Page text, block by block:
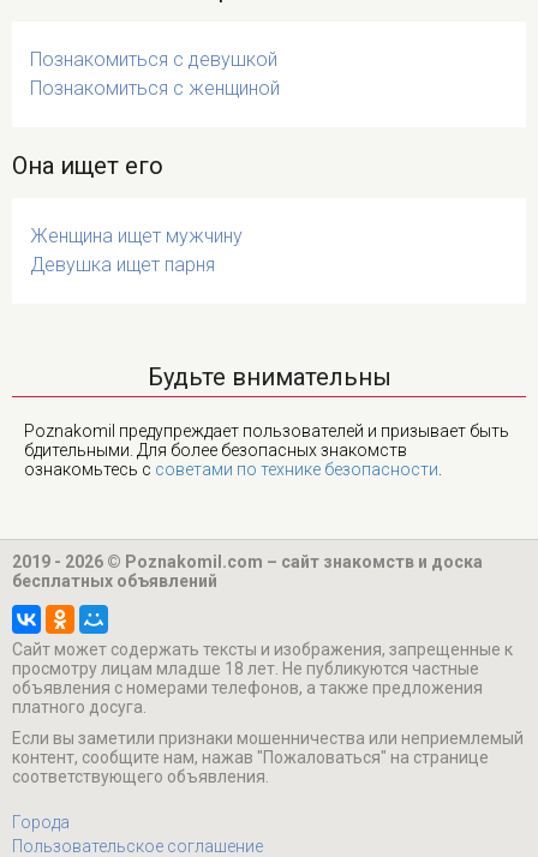
Познакомиться с девушкой
Познакомиться с женщиной
Она ищет его
Женщина ищет мужчину
Девушка ищет парня
Будьте внимательны
Poznakomil предупреждает пользователей и призывает быть
бдительными. Для более безопасных знакомств
ознакомьтесь с советами по технике безопасности
2019 - 2026 © Poznakomil.com – сайт знакомств и доска
бесплатных объявлений
Cайт может содержать тексты и изображения, запрещенные к
просмотру лицам младше 18 лет. Не публикуются частные
объявления с номерами телефонов, а также предложения
платного досуга.
Если вы заметили признаки мошенничества или неприемлемый
контент, сообщите нам, нажав "Пожаловаться" на странице
соответствующего объявления.
Города
Пользовательское соглашение